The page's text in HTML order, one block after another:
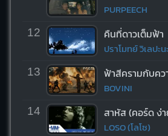
PURPEECH
12 คืนที่ดาวเต็มฟ้า
ปราโมทย์ วิเลปะน
13 ฟ้าสีครามกับคว
BOVINI
14 สาหัส (คอร์ด ง่
LOSO (โลโซ)